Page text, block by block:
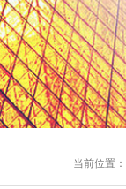
当前位置：